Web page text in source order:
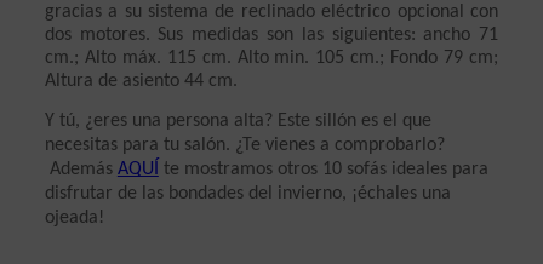
gracias a su sistema de reclinado eléctrico opcional con
dos motores. Sus medidas son las siguientes: ancho 71
cm.; Alto máx. 115 cm. Alto min. 105 cm.; Fondo 79 cm;
Altura de asiento 44 cm.
Y tú, ¿eres una persona alta? Este sillón es el que
necesitas para tu salón. ¿Te vienes a comprobarlo?
Además AQUÍ te mostramos otros 10 sofás ideales para
disfrutar de las bondades del invierno, ¡échales una
ojeada!